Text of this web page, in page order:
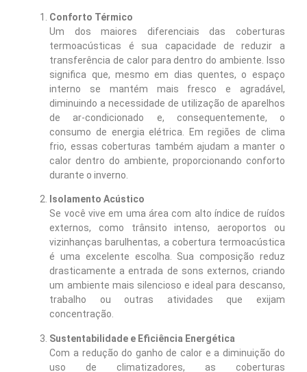
Conforto Térmico
Um dos maiores diferenciais das coberturas
termoacústicas é sua capacidade de reduzir a
transferência de calor para dentro do ambiente. Isso
significa que, mesmo em dias quentes, o espaço
interno se mantém mais fresco e agradável,
diminuindo a necessidade de utilização de aparelhos
de ar-condicionado e, consequentemente, o
consumo de energia elétrica. Em regiões de clima
frio, essas coberturas também ajudam a manter o
calor dentro do ambiente, proporcionando conforto
durante o inverno.
Isolamento Acústico
Se você vive em uma área com alto índice de ruídos
externos, como trânsito intenso, aeroportos ou
vizinhanças barulhentas, a cobertura termoacústica
é uma excelente escolha. Sua composição reduz
drasticamente a entrada de sons externos, criando
um ambiente mais silencioso e ideal para descanso,
trabalho ou outras atividades que exijam
concentração.
Sustentabilidade e Eficiência Energética
Com a redução do ganho de calor e a diminuição do
uso de climatizadores, as coberturas